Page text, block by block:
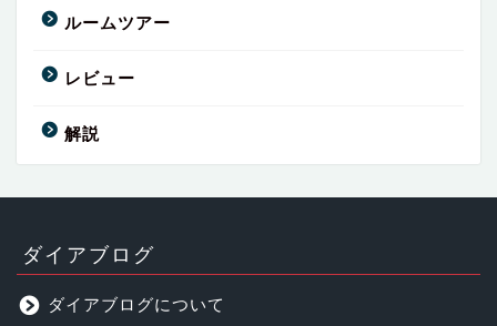
ルームツアー
レビュー
解説
ダイアブログ
ダイアブログについて